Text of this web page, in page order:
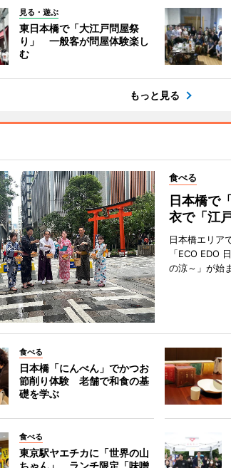
見る・遊ぶ
東日本橋で「大江戸問屋祭
り」 一般客が問屋体験楽し
む
もっと見る
食べる
日本橋で
衣で「江
日本橋エリア
「ECO EDO
の涼～」が始
食べる
日本橋「にんべん」でかつお
節削り体験 老舗で和食の基
礎を学ぶ
食べる
東京駅ヤエチカに「世界の山
ちゃん」 ランチ限定「味噌